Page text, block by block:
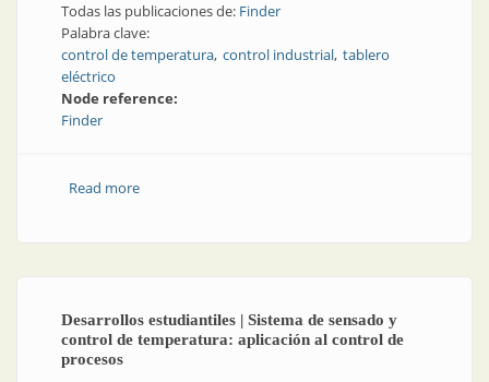
Todas las publicaciones de: Finder
Palabra clave:
control de temperatura control industrial tablero
eléctrico
Node reference:
Finder
Read moreabout Termorregulación: operación sencilla con la
Desarrollos estudiantiles | Sistema de sensado y
control de temperatura: aplicación al control de
procesos